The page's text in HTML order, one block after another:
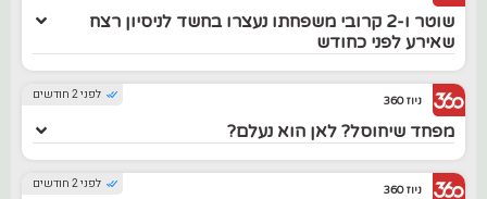
שוטר ו-2 קרובי משפחתו נעצרו בחשד לניסיון רצח
שאירע לפני כחודש
לפני 2 חודשים ניוז 360
מפחד שיחוסל? לאן הוא נעלם?
לפני 2 חודשים ניוז 360